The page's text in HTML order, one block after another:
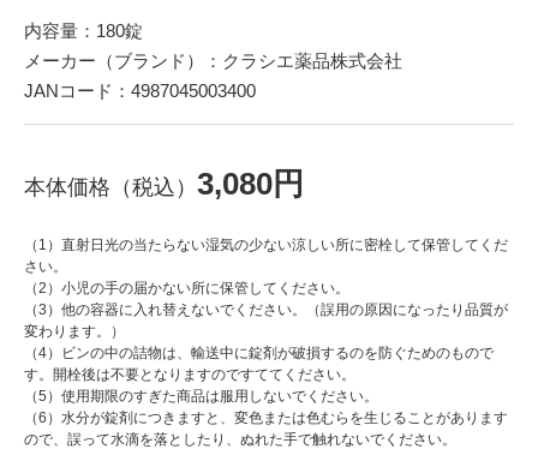
内容量：180錠
メーカー（ブランド）：クラシエ薬品株式会社
JANコード：4987045003400
本体価格（税込） 3,080円
（1）直射日光の当たらない湿気の少ない涼しい所に密栓して保管してくだ
さい。
（2）小児の手の届かない所に保管してください。
（3）他の容器に入れ替えないでください。（誤用の原因になったり品質が
変わります。）
（4）ビンの中の詰物は、輸送中に錠剤が破損するのを防ぐためのもので
す。開栓後は不要となりますのですててください。
（5）使用期限のすぎた商品は服用しないでください。
（6）水分が錠剤につきますと、変色または色むらを生じることがあります
ので、誤って水滴を落としたり、ぬれた手で触れないでください。